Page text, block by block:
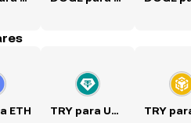
ETH TRY para USDT